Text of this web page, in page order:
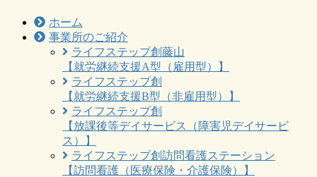
ホーム
事業所のご紹介
ライフステップ創藤山
【就労継続支援A型（雇用型）】
ライフステップ創
【就労継続支援B型（非雇用型）】
ライフステップ創
【放課後等デイサービス（障害児デイサービ
ス）】
ライフステップ創訪問看護ステーション
【訪問看護（医療保険・介護保険）】